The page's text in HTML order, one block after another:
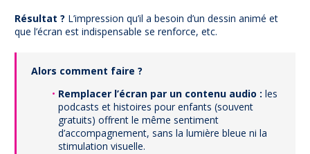
Résultat ? L’impression qu’il a besoin d’un dessin animé et
que l’écran est indispensable se renforce, etc.
Alors comment faire ?
Remplacer l’écran par un contenu audio : les
podcasts et histoires pour enfants (souvent
gratuits) offrent le même sentiment
d’accompagnement, sans la lumière bleue ni la
stimulation visuelle.